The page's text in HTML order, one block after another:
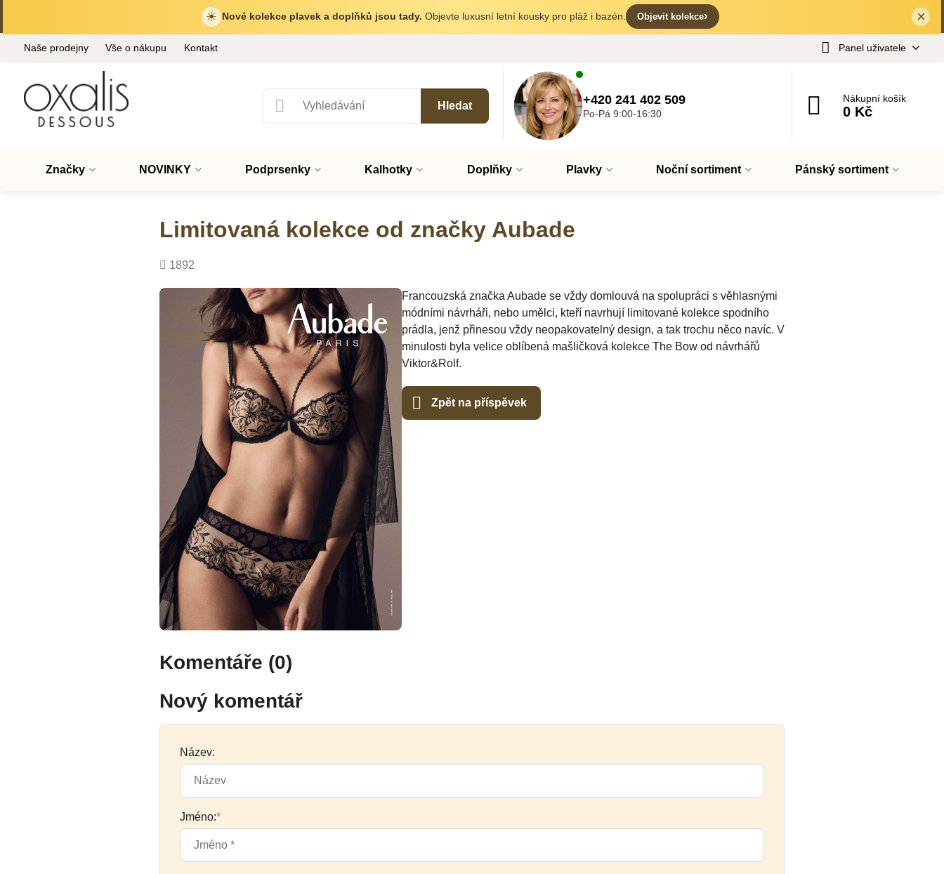
✕×
☀ Nové kolekce plavek a doplňků jsou tady. Objevte luxusní letní kousky pro pláž i bazén. Objevit kolekce›
Naše prodejny Vše o nákupu Kontakt Panel uživatele
Hledat +420 241 402 509
Po-Pá 9:00-16:30
Nákupní košík
0 Kč
Značky NOVINKY Podprsenky Kalhotky Doplňky Plavky Noční sortiment Pánský sortiment
Limitovaná kolekce od značky Aubade
Počet
1892
Francouzská značka Aubade se vždy domlouvá na spolupráci s věhlasnými
módními návrháři, nebo umělci, kteří navrhují limitované kolekce spodního
prádla, jenž přinesou vždy neopakovatelný design, a tak trochu něco navíc. V
minulosti byla velice oblíbená mašličková kolekce The Bow od návrhářů
Viktor&Rolf.
Zpět na příspěvek
Komentáře (0)
Nový komentář
Název:
Jméno:*